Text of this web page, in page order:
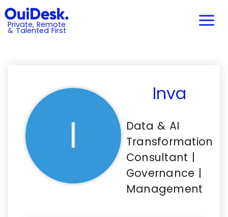
Private, Remote
& Talented First
Inva
Data & AI
Transformation
Consultant |
Governance |
Management